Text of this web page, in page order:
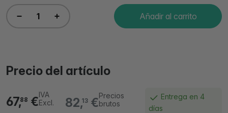
Añadir al carrito
Precio del artículo
82,13 €Precios
brutos
67,88 €IVA
Excl.
Entrega en 4
días